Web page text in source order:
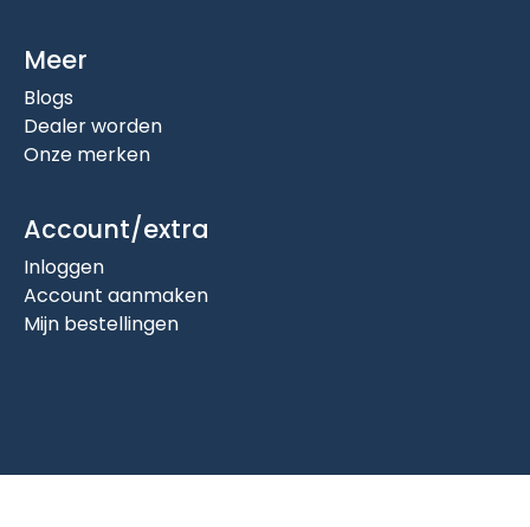
Meer
Blogs
Dealer worden
Onze merken
Account/extra
Inloggen
Account aanmaken
Mijn bestellingen